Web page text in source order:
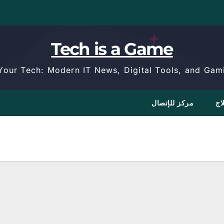
Tech is a Game
Tech: Modern IT News, Digital Tools, and
مركز للإتصال